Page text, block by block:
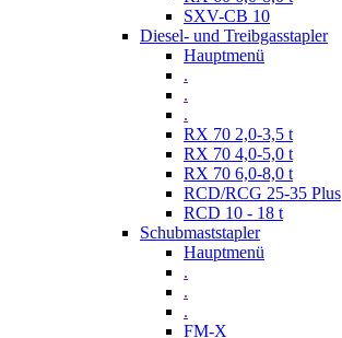
SXV-CB 10
Diesel- und Treibgasstapler
Hauptmenü
.
.
.
RX 70 2,0-3,5 t
RX 70 4,0-5,0 t
RX 70 6,0-8,0 t
RCD/RCG 25-35 Plus
RCD 10 - 18 t
Schubmaststapler
Hauptmenü
.
.
.
FM-X